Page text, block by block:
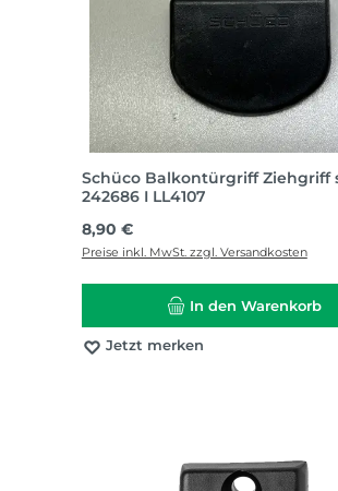
Schüco Balkontürgriff Ziehgriff
242686 I LL4107
Regulärer Preis:
8,90 €
Preise inkl. MwSt. zzgl. Versandkosten
In den Warenkorb
Jetzt merken